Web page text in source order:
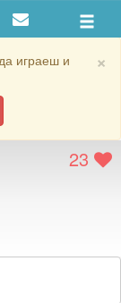
×
играеш и
23